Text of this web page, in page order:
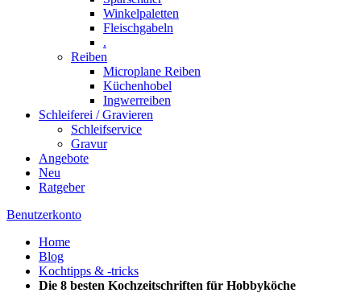
Winkelpaletten
Fleischgabeln
.
Reiben
Microplane Reiben
Küchenhobel
Ingwerreiben
Schleiferei / Gravieren
Schleifservice
Gravur
Angebote
Neu
Ratgeber
Benutzerkonto
Home
Blog
Kochtipps & -tricks
Die 8 besten Kochzeitschriften für Hobbyköche